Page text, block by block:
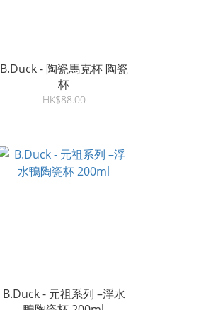
B.Duck - 陶瓷馬克杯 陶瓷
杯
HK$88.00
B.Duck - 元祖系列 –浮水